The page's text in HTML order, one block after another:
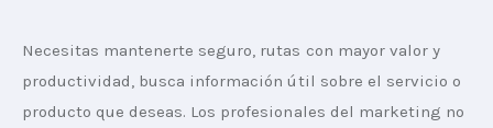
Necesitas mantenerte seguro, rutas con mayor valor y
productividad, busca información útil sobre el servicio o
producto que deseas. Los profesionales del marketing no